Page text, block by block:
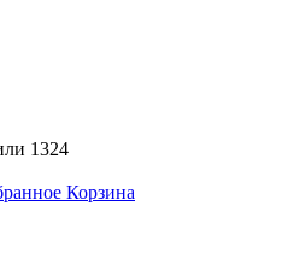
1324
Корзина